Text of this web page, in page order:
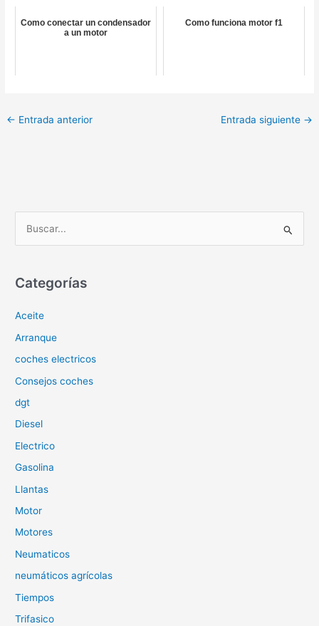
Como conectar un condensador
a un motor
Como funciona motor f1
← Entrada anterior Entrada siguiente →
c
r
p
o
Categorías
Aceite
Arranque
coches electricos
Consejos coches
dgt
Diesel
Electrico
Gasolina
Llantas
Motor
Motores
Neumaticos
neumáticos agrícolas
Tiempos
Trifasico